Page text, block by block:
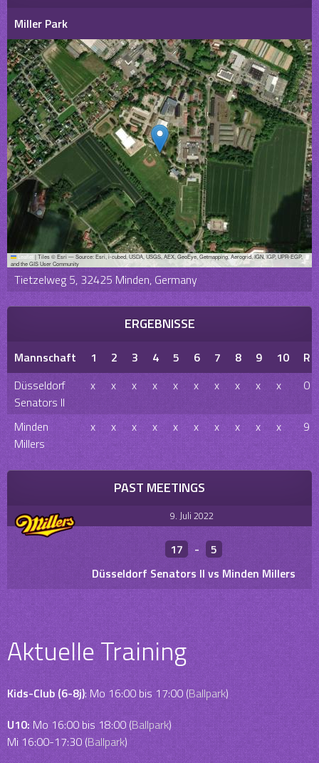
Miller Park
Leaflet |Tiles © Esri — Source: Esri, i-cubed, USDA, USGS, AEX, GeoEye, Getmapping, Aerogrid, IGN, IGP, UPR-EGP,
and the GIS User Community
Tietzelweg 5, 32425 Minden, Germany
ERGEBNISSE
Mannschaft 1 2 3 4 5 6 7 8 9 10
R
Düsseldorf
Senators II
x x x x x x x x x x 0
Minden
Millers
x x x x x x x x x x 9
PAST MEETINGS
9. Juli 2022
17 - 5
Düsseldorf Senators II vs Minden Millers
Aktuelle Training
Kids-Club (6-8j): Mo 16:00 bis 17:00 (Ballpark)
U10: Mo 16:00 bis 18:00 (Ballpark)
Mi 16:00-17:30 (Ballpark)